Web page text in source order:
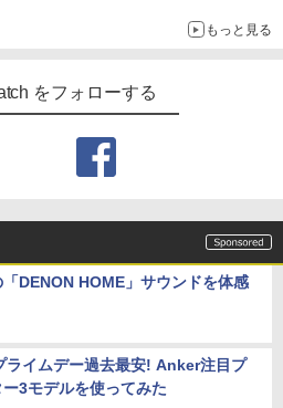
もっと見る
をフォローする
DENON HOME」サウンドを体感
ライムデー過去最安! Anker注目プ
ー3モデルを使ってみた